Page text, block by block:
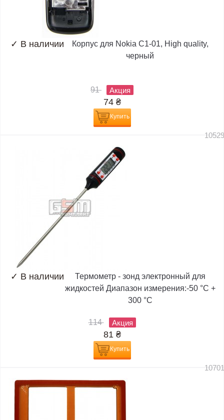
✓ В наличии
Корпус для Nokia C1-01, High quality,
черный
91 Акция
74 ₴
Купить
✓ В наличии
Термометр - зонд электронный для
жидкостей Диапазон измерения:-50 °C +
300 °C
114 Акция
81 ₴
Купить